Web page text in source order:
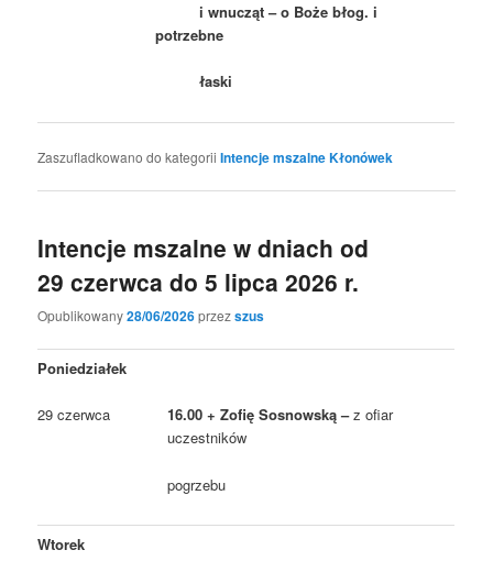
i wnucząt – o Boże błog. i
potrzebne
łaski
Zaszufladkowano do kategorii Intencje mszalne Kłonówek
Intencje mszalne w dniach od
29 czerwca do 5 lipca 2026 r.
Opublikowany28/06/2026przezszus
Poniedziałek
29 czerwca 16.00 + Zofię Sosnowską –z ofiar
uczestników
pogrzebu
Wtorek